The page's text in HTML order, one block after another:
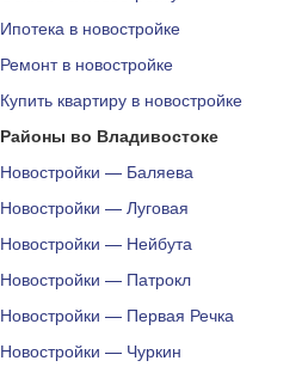
Ипотека в новостройке
Ремонт в новостройке
Купить квартиру в новостройке
Районы во Владивостоке
Новостройки — Баляева
Новостройки — Луговая
Новостройки — Нейбута
Новостройки — Патрокл
Новостройки — Первая Речка
Новостройки — Чуркин